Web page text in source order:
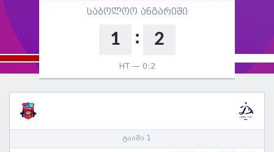
საბოლოო ანგარიში
1 : 2
HT — 0:2
ტაიმი 1